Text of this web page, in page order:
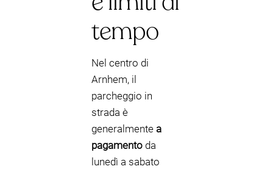
tempo
Nel centro di
Arnhem, il
parcheggio in
strada è
generalmente a
pagamento da
lunedì a sabato